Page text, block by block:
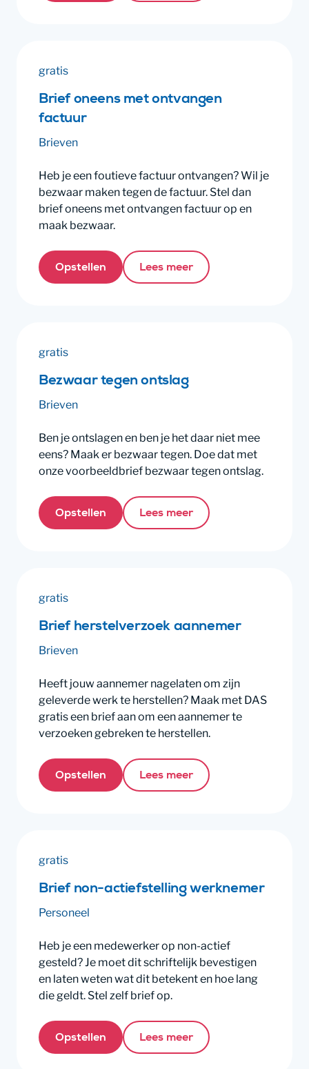
gratis
Brief oneens met ontvangen
factuur
Brieven
Heb je een foutieve factuur ontvangen? Wil je
bezwaar maken tegen de factuur. Stel dan
brief oneens met ontvangen factuur op en
maak bezwaar.
Opstellen Lees meer
gratis
Bezwaar tegen ontslag
Brieven
Ben je ontslagen en ben je het daar niet mee
eens? Maak er bezwaar tegen. Doe dat met
onze voorbeeldbrief bezwaar tegen ontslag.
Opstellen Lees meer
gratis
Brief herstelverzoek aannemer
Brieven
Heeft jouw aannemer nagelaten om zijn
geleverde werk te herstellen? Maak met DAS
gratis een brief aan om een aannemer te
verzoeken gebreken te herstellen.
Opstellen Lees meer
gratis
Brief non-actiefstelling werknemer
Personeel
Heb je een medewerker op non-actief
gesteld? Je moet dit schriftelijk bevestigen
en laten weten wat dit betekent en hoe lang
die geldt. Stel zelf brief op.
Opstellen Lees meer